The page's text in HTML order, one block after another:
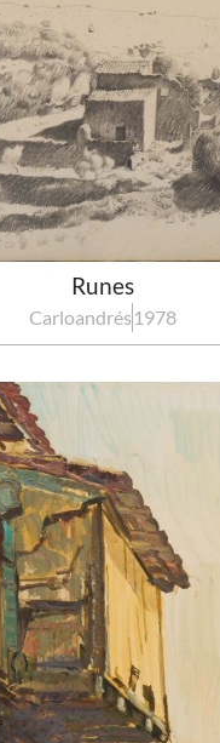
Runes
Carloandrés 1978